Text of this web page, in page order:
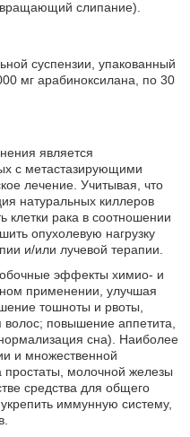
слипание).
суспензии, упакованный
мг арабиноксилана, по 30
является
с метастазирующими
лечение. Учитывая, что
натуральных киллеров
клетки рака в соотношении
опухолевую нагрузку
и/или лучевой терапии.
эффекты химио- и
применении, улучшая
тошноты и рвоты,
повышение аппетита,
сна). Наиболее
и множественной
молочной железы
средства для общего
иммунную систему,